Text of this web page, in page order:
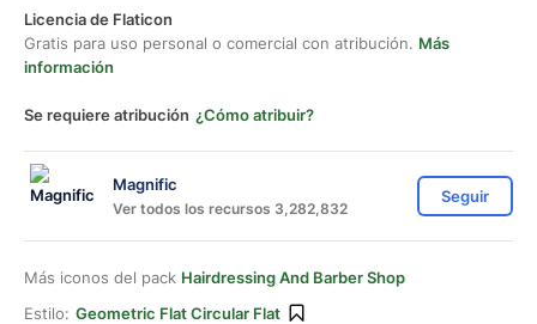
Licencia de Flaticon
Gratis para uso personal o comercial con atribución. Más
información
Se requiere atribución ¿Cómo atribuir?
Magnific
Ver todos los recursos 3,282,832
Seguir
Más iconos del pack Hairdressing And Barber Shop
Estilo: Geometric Flat Circular Flat